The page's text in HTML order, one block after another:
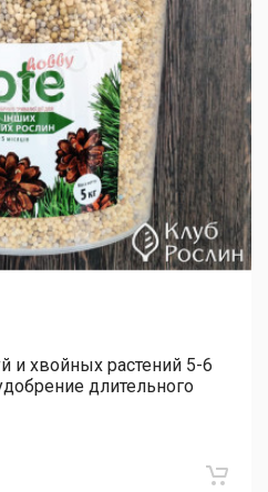
и хвойных растений 5-6
длительного